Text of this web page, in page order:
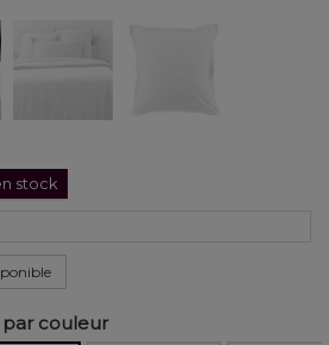
stock
couleur